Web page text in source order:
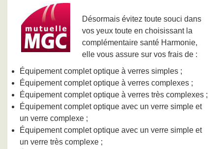
Désormais évitez toute souci dans
vos yeux toute en choisissant la
complémentaire santé Harmonie,
elle vous assure sur vos frais de :
Équipement complet optique à verres simples ;
Équipement complet optique à verres complexes ;
Équipement complet optique à verres très complexes ;
Équipement complet optique avec un verre simple et
un verre complexe ;
Équipement complet optique avec un verre simple et
un verre très complexe ;